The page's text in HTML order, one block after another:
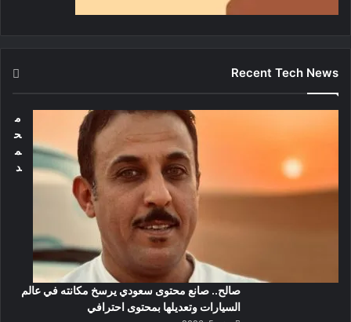
Recent Tech News
م
ح
م
د
صالح.. صانع محتوى سعودي يرسخ مكانته في عالم
السيارات وتعديلها بمحتوى احترافي